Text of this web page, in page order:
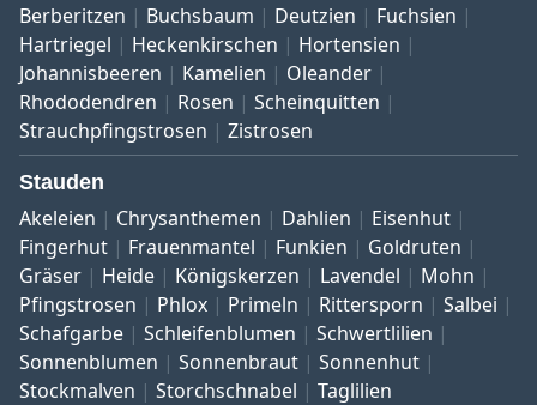
Berberitzen Buchsbaum Deutzien
Fuchsien
Hartriegel
Heckenkirschen
Hortensien
Johannisbeeren
Kamelien
Oleander
Rhododendren
Rosen
Scheinquitten
Strauchpfingstrosen
Zistrosen
Stauden
Akeleien Chrysanthemen Dahlien
Eisenhut
Fingerhut
Frauenmantel Funkien
Goldruten
Gräser
Heide Königskerzen Lavendel
Mohn
Pfingstrosen
Phlox Primeln Rittersporn
Salbei
Schafgarbe
Schleifenblumen
Schwertlilien
Sonnenblumen
Sonnenbraut
Sonnenhut
Stockmalven
Storchschnabel Taglilien